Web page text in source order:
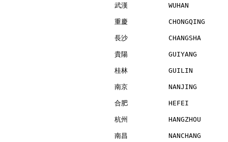
武漢          WUHAN
重慶          CHONGQING
長沙          CHANGSHA
貴陽          GUIYANG
桂林          GUILIN
南京          NANJING
合肥          HEFEI
杭州          HANGZHOU
南昌          NANCHANG